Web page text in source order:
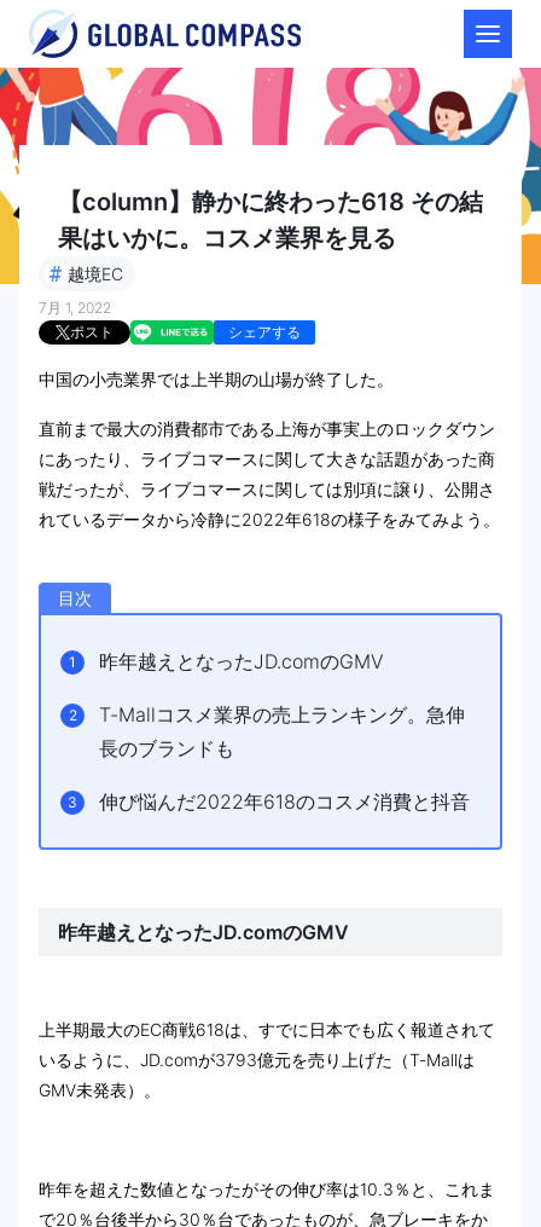
【column】静かに終わった618 その結
果はいかに。コスメ業界を見る
# 越境EC
7月 1, 2022
ポスト
シェアする
中国の小売業界では上半期の山場が終了した。
直前まで最大の消費都市である上海が事実上のロックダウン
にあったり、ライブコマースに関して大きな話題があった商
戦だったが、ライブコマースに関しては別項に譲り、公開さ
れているデータから冷静に2022年618の様子をみてみよう。
目次
昨年越えとなったJD.comのGMV
T-Mallコスメ業界の売上ランキング。急伸
長のブランドも
伸び悩んだ2022年618のコスメ消費と抖音
昨年越えとなったJD.comのGMV
上半期最大のEC商戦618は、すでに日本でも広く報道されて
いるように、JD.comが3793億元を売り上げた（T-Mallは
GMV未発表）。
昨年を超えた数値となったがその伸び率は10.3％と、これま
で20％台後半から30％台であったものが、急ブレーキをか